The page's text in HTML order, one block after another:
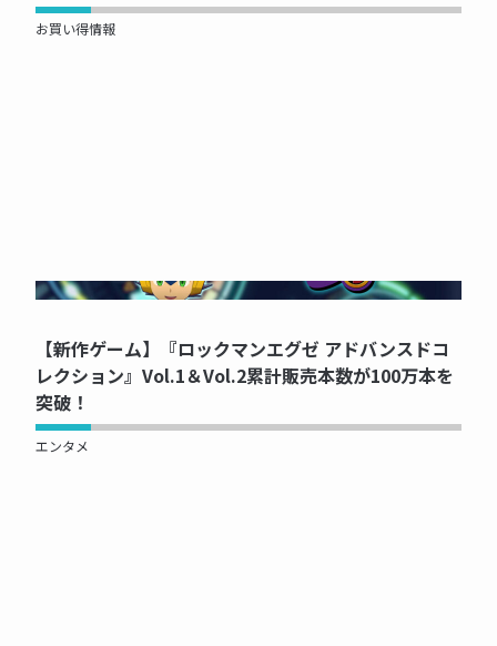
お買い得情報
NOW PRINTING...
【新作ゲーム】『ロックマンエグゼ アドバンスドコ
レクション』Vol.1＆Vol.2累計販売本数が100万本を
突破！
エンタメ